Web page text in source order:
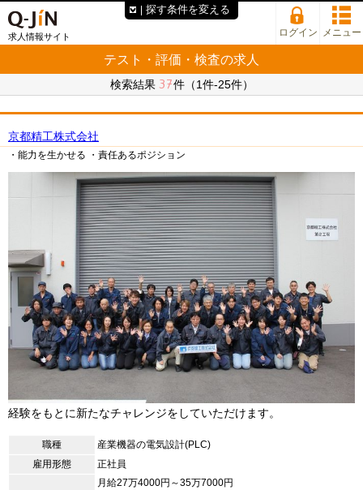
求人情報サイト ログイン メニュー
テスト・評価・検査の求人
検索結果 37件（1件-25件）
京都精工株式会社
・能力を生かせる ・責任あるポジション
経験をもとに新たなチャレンジをしていただけます。
職種
産業機器の電気設計(PLC)
雇用形態
正社員
月給27万4000円～35万7000円
探す条件を変える